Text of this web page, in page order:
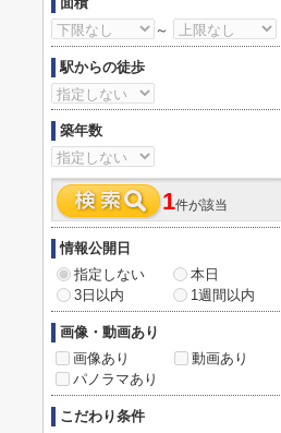
～
駅からの徒歩
築年数
1件が該当
情報公開日
指定しない
本日
3日以内
1週間以内
画像・動画あり
画像あり
動画あり
パノラマあり
こだわり条件